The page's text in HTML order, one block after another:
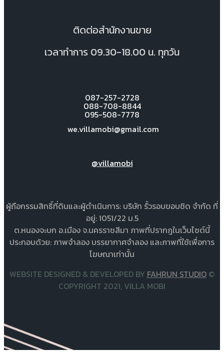
ติดต่อสำนักงานขาย
เวลาทำการ 09.30-18.00 น. ทุกวัน
087-257-2728
088-708-8844
095-508-7778
we.villamobi@gmail.com
@villamobi
ผู้ถือกรรมสิทธิ์ที่ดินและผู้ดำเนินการ: บริษัท รั้วรอบขอบชิด จำกัด ที่
อยู่: 1051/22 ม.5
ต.หนองจะบก อ.เมือง จ.นครราชสีมา ภาพที่ปรากฎในเว็บไซต์นี้
ประกอบด้วย: ภาพจำลอง บรรยากาศจำลอง และภาพที่ใช้เพื่อการ
โฆษณาเท่านั้น
WEBSITE DESIGNED & DEVELOPED BY FAHRUN STUDIO©
COPYRIGHT 2021, VILLA MOBI